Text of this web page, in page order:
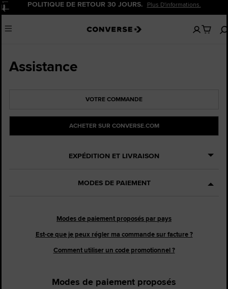
Pause POLITIQUE DE RETOUR 30 JOURS. Plus D'informations.
Menu
Aucun
articles
Assistance
VOTRE COMMANDE
ACHETER SUR CONVERSE.COM
EXPÉDITION ET LIVRAISON
MODES DE PAIEMENT
Modes de paiement proposés par pays
Est-ce que je peux régler ma commande sur facture ?
Comment utiliser un code promotionnel ?
Modes de paiement proposés